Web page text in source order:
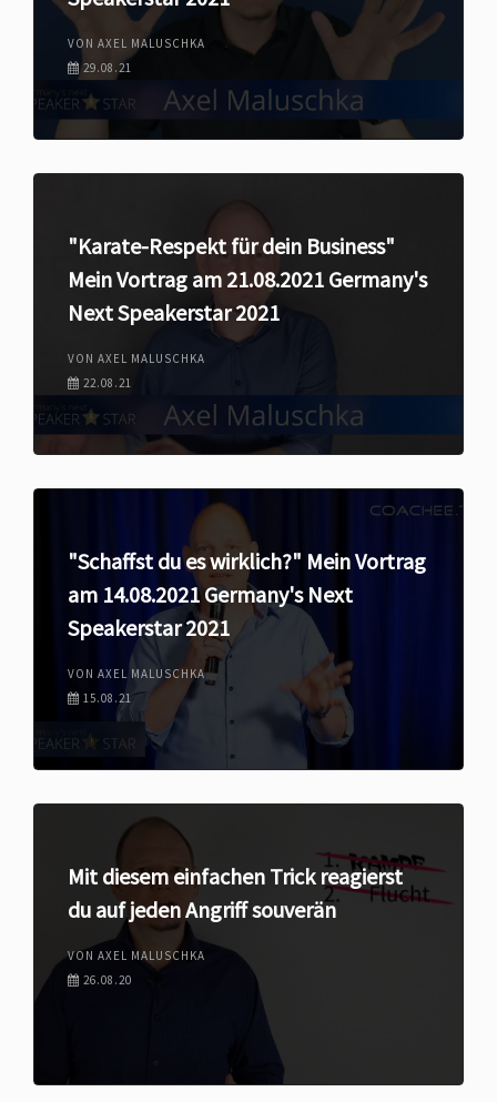
VON AXEL MALUSCHKA
29.08.21
"Karate-Respekt für dein Business"
Mein Vortrag am 21.08.2021 Germany's
Next Speakerstar 2021
VON AXEL MALUSCHKA
22.08.21
"Schaffst du es wirklich?" Mein Vortrag
am 14.08.2021 Germany's Next
Speakerstar 2021
VON AXEL MALUSCHKA
15.08.21
Mit diesem einfachen Trick reagierst
du auf jeden Angriff souverän
VON AXEL MALUSCHKA
26.08.20